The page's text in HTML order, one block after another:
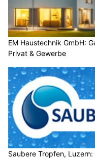
EM Haustechnik GmbH:
Privat & Gewerbe
Saubere Tropfen,